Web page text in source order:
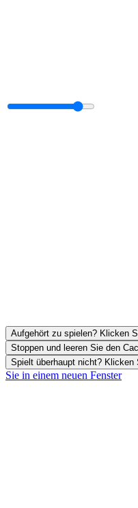
Aufgehört zu spielen? Klicken
Stoppen und leeren Sie den
Spielt überhaupt nicht? Klicken
Sie in einem neuen Fenster